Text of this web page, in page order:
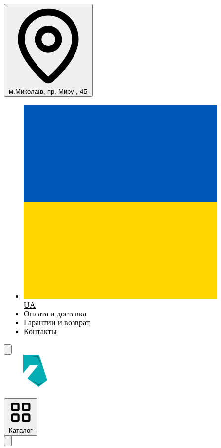
м.Миколаїв, пр. Миру , 4Б
UA
Оплата и доставка
Гарантии и возврат
Контакты
Каталог